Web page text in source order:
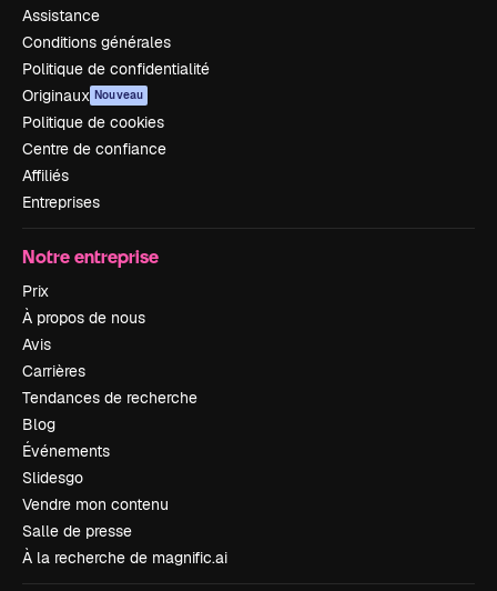
Assistance
Conditions générales
Politique de confidentialité
Originaux Nouveau
Politique de cookies
Centre de confiance
Affiliés
Entreprises
Notre entreprise
Prix
À propos de nous
Avis
Carrières
Tendances de recherche
Blog
Événements
Slidesgo
Vendre mon contenu
Salle de presse
À la recherche de magnific.ai